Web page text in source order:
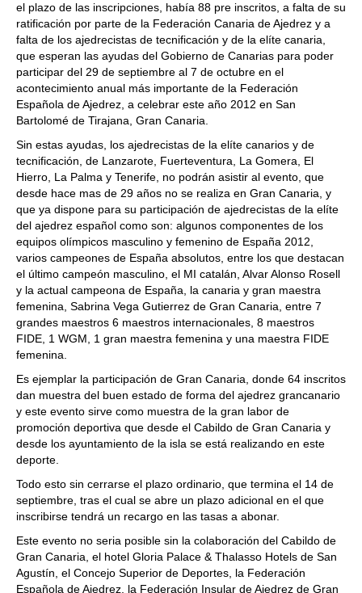
el plazo de las inscripciones, había 88 pre inscritos, a falta de su
ratificación por parte de la Federación Canaria de Ajedrez y a
falta de los ajedrecistas de tecnificación y de la elíte canaria,
que esperan las ayudas del Gobierno de Canarias para poder
participar del 29 de septiembre al 7 de octubre en el
acontecimiento anual más importante de la Federación
Española de Ajedrez, a celebrar este año 2012 en San
Bartolomé de Tirajana, Gran Canaria.
Sin estas ayudas, los ajedrecistas de la elíte canarios y de
tecnificación, de Lanzarote, Fuerteventura, La Gomera, El
Hierro, La Palma y Tenerife, no podrán asistir al evento, que
desde hace mas de 29 años no se realiza en Gran Canaria, y
que ya dispone para su participación de ajedrecistas de la elíte
del ajedrez español como son: algunos componentes de los
equipos olímpicos masculino y femenino de España 2012,
varios campeones de España absolutos, entre los que destacan
el último campeón masculino, el MI catalán, Alvar Alonso Rosell
y la actual campeona de España, la canaria y gran maestra
femenina, Sabrina Vega Gutierrez de Gran Canaria, entre 7
grandes maestros 6 maestros internacionales, 8 maestros
FIDE, 1 WGM, 1 gran maestra femenina y una maestra FIDE
femenina.
Es ejemplar la participación de Gran Canaria, donde 64 inscritos
dan muestra del buen estado de forma del ajedrez grancanario
y este evento sirve como muestra de la gran labor de
promoción deportiva que desde el Cabildo de Gran Canaria y
desde los ayuntamiento de la isla se está realizando en este
deporte.
Todo esto sin cerrarse el plazo ordinario, que termina el 14 de
septiembre, tras el cual se abre un plazo adicional en el que
inscribirse tendrá un recargo en las tasas a abonar.
Este evento no seria posible sin la colaboración del Cabildo de
Gran Canaria, el hotel Gloria Palace & Thalasso Hotels de San
Agustín, el Concejo Superior de Deportes, la Federación
Española de Ajedrez, la Federación Insular de Ajedrez de Gran